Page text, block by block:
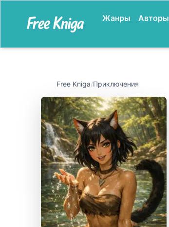
Жанры Авторы
Free Kniga/Приключения